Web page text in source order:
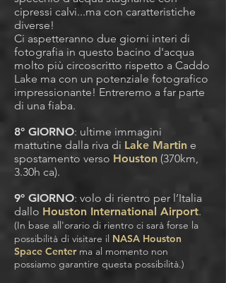
cipressi calvi...ma con caratteristiche
diverse!
Ci aspetteranno due giorni interi di
fotografia in questo bacino d'acqua
molto più circoscritto rispetto a Caddo
Lake ma con un potenziale fotografico
impressionante! Entreremo a far parte
di una fiaba.
8° GIORNO: ultime immagini
mattutine dalla riva di Lake Martin e
spostamento verso Houston (370km,
3.30h ca).
9° GIORNO: volo di rientro per l’Italia
dallo Houston International Airport.
(In base all'orario di rientro ci sarà forse la
possibilità di visitare il NASA Houston
Space Center ma al momento non
possiamo garantire questa possibilità.)